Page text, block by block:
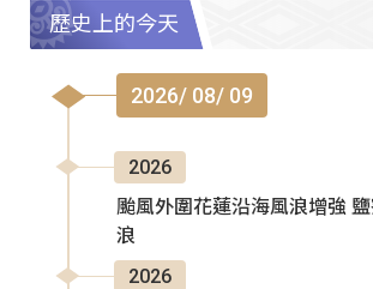
歷史上的今天
2026/ 08/ 09
2026
颱風外圍花蓮沿海風浪增強
浪
2026